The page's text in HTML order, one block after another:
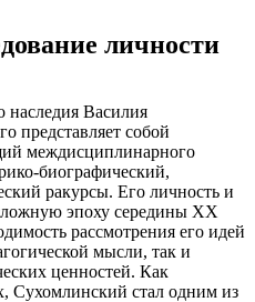
личности
наследия Василия
представляет собой
междисциплинарного
биографический,
ракурсы. Его личность и
эпоху середины XX
рассмотрения его идей
мысли, так и
ценностей. Как
Сухомлинский стал одним из